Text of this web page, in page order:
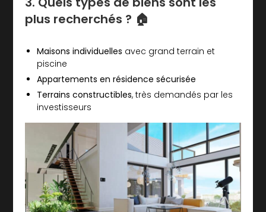
plus recherchés ? 🏠
Maisons individuelles avec grand terrain et
piscine
Appartements en résidence sécurisée
Terrains constructibles, très demandés par les
investisseurs